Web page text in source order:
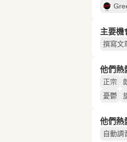
主要機
撰寫文
他們熱
正宗
憂鬱
他們熱
自動調